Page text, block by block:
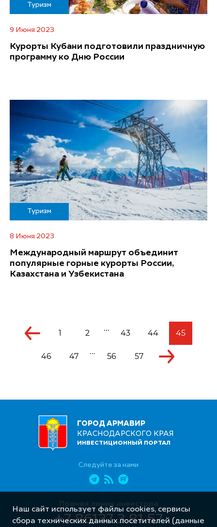
Туризм
9 Июня 2023
Курорты Кубани подготовили праздничную
программу ко Дню России
Туризм
8 Июня 2023
Международный маршрут объединит
популярные горные курорты России,
Казахстана и Узбекистана
1 2 ... 43 44 45
46 47 ... 56 57
ГОРОД АРМАВИР
КРАСНОДАРСКОГО КРАЯ
ИНВЕСТИЦИОННЫЙ ПОРТАЛ
Следуйте за нами
Прямая линия инвестора
+7 86137 3 81 57
Наш сайт использует файлы cookies, сервисы
сбора технических данных посетителей (данные